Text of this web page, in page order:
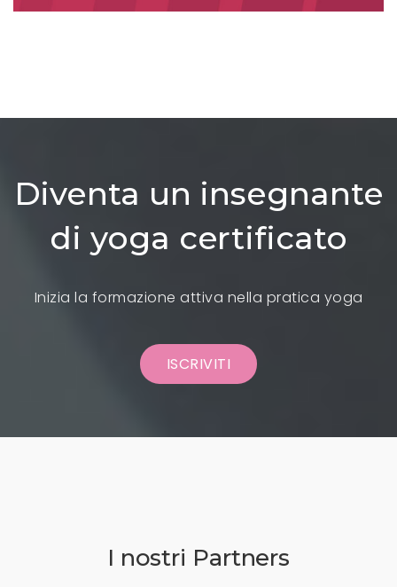
Diventa un insegnante
di yoga certificato
Inizia la formazione attiva nella pratica yoga
ISCRIVITI
I nostri Partners